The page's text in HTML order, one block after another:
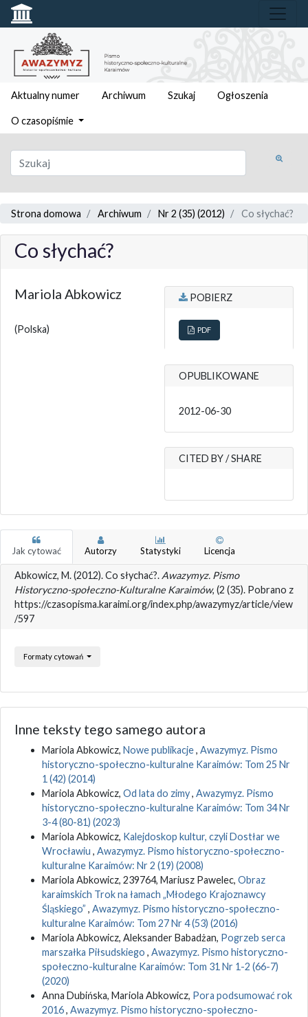
Aktualny numer Archiwum Szukaj Ogłoszenia
O czasopiśmie
Strona domowa Archiwum Nr 2 (35) (2012) Co słychać?
Co słychać?
Mariola Abkowicz
(Polska)
POBIERZ
PDF
OPUBLIKOWANE
2012-06-30
CITED BY / SHARE
Jak cytować Autorzy Statystyki Licencja
Abkowicz, M. (2012). Co słychać?. Awazymyz. Pismo
Historyczno-społeczno-Kulturalne Karaimów, (2 (35). Pobrano z
https://czasopisma.karaimi.org/index.php/awazymyz/article/view
/597
Formaty cytowań
Inne teksty tego samego autora
Mariola Abkowicz, Nowe publikacje, Awazymyz. Pismo
historyczno-społeczno-kulturalne Karaimów: Tom 25 Nr
1 (42) (2014)
Mariola Abkowicz, Od lata do zimy, Awazymyz. Pismo
historyczno-społeczno-kulturalne Karaimów: Tom 34 Nr
3-4 (80-81) (2023)
Mariola Abkowicz, Kalejdoskop kultur, czyli Dostłar we
Wrocławiu , Awazymyz. Pismo historyczno-społeczno-
kulturalne Karaimów: Nr 2 (19) (2008)
Mariola Abkowicz, 239764, Mariusz Pawelec, Obraz
karaimskich Trok na łamach „Młodego Krajoznawcy
Śląskiego” , Awazymyz. Pismo historyczno-społeczno-
kulturalne Karaimów: Tom 27 Nr 4 (53) (2016)
Mariola Abkowicz, Aleksander Babadżan, Pogrzeb serca
marszałka Piłsudskiego , Awazymyz. Pismo historyczno-
społeczno-kulturalne Karaimów: Tom 31 Nr 1-2 (66-7)
(2020)
Anna Dubińska, Mariola Abkowicz, Pora podsumować rok
2016, Awazymyz. Pismo historyczno-społeczno-